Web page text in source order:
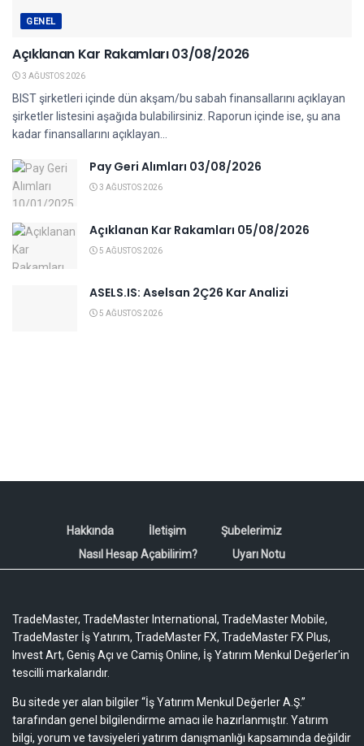
GENEL
Açıklanan Kar Rakamları 03/08/2026
3 AĞUSTOS 2026
BIST şirketleri içinde dün akşam/bu sabah finansallarını açıklayan
şirketler listesini aşağıda bulabilirsiniz. Raporun içinde ise, şu ana
kadar finansallarını açıklayan...
Pay Geri Alımları 03/08/2026
3 AĞUSTOS 2026
Açıklanan Kar Rakamları 05/08/2026
5 AĞUSTOS 2026
ASELS.IS: Aselsan 2Ç26 Kar Analizi
5 AĞUSTOS 2026
Hakkında İletişim
Şubelerimiz
Nasıl Hesap Açabilirim?
Uyarı Notu
TradeMaster, TradeMaster International, TradeMaster Mobile,
TradeMaster İş Yatırım, TradeMaster FX, TradeMaster FX Plus,
Invest Art, Geniş Açı ve Camiş Online, İş Yatırım Menkul Değerler'in
tescilli markalarıdır.
Bu sitede yer alan bilgiler “İş Yatırım Menkul Değerler A.Ş.”
tarafından genel bilgilendirme amacı ile hazırlanmıştır. Yatırım
bilgi, yorum ve tavsiyeleri yatırım danışmanlığı kapsamında değildir